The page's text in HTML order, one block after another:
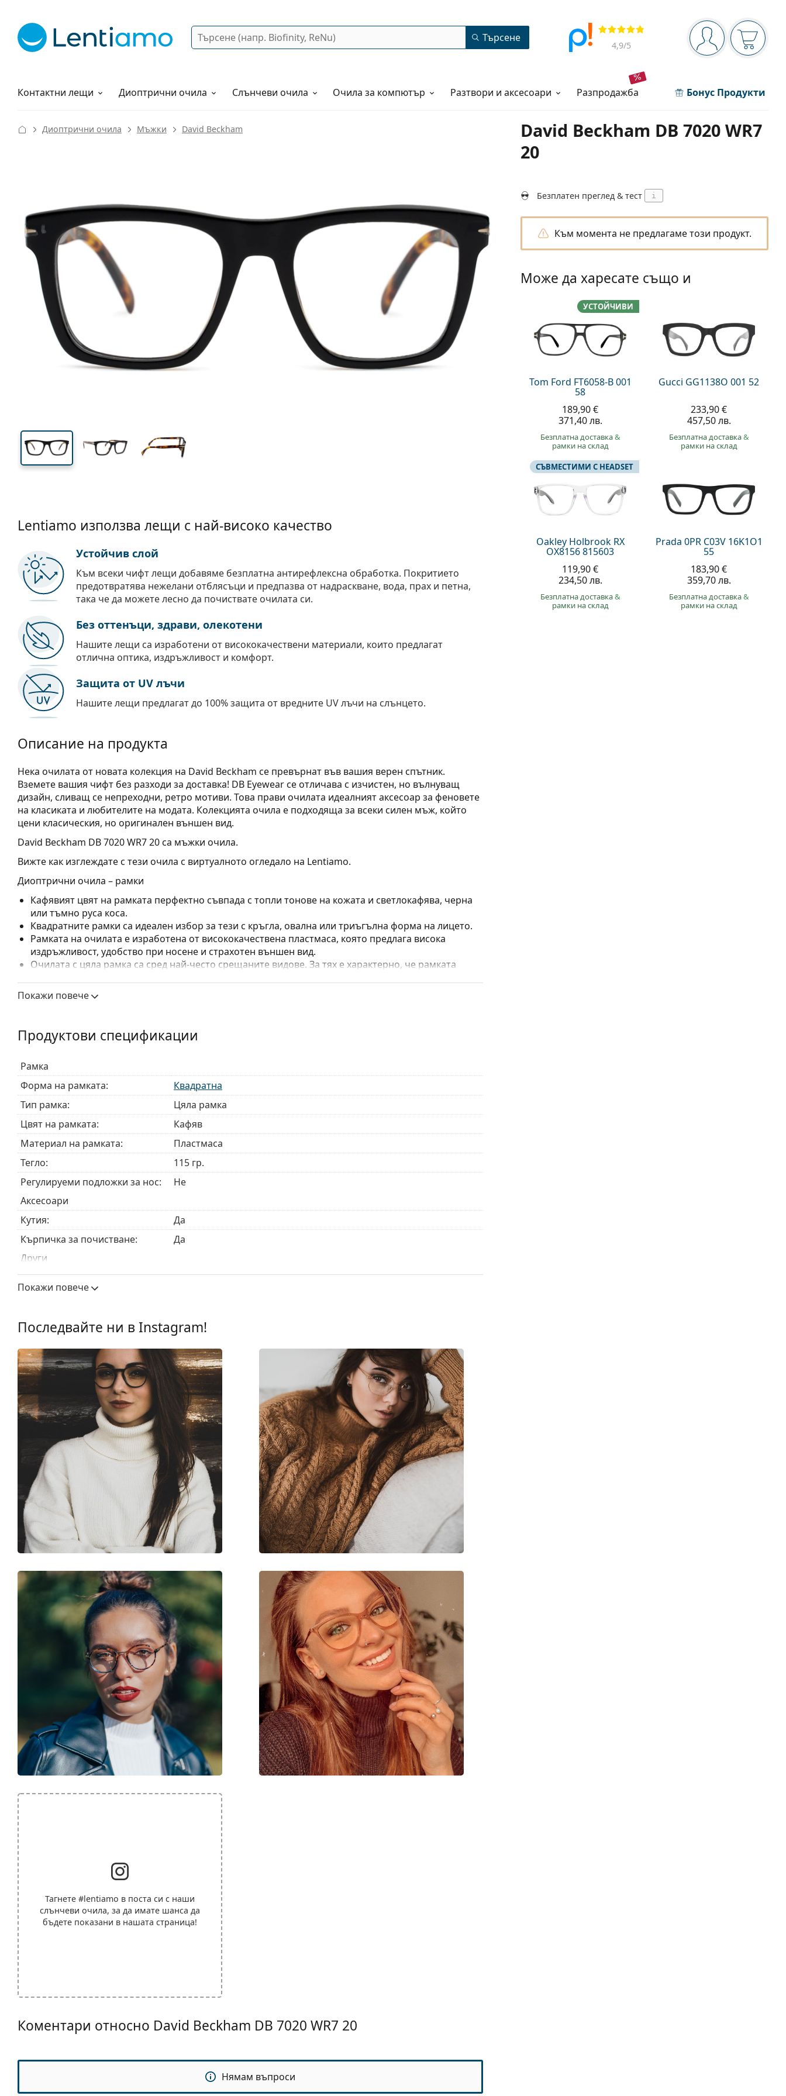
Navigation panel
Вие сте вписани
Прегледи
4,9/5
Търсене Търсене
Контактни лещи
Разтвори Диоптрични очила Слънчеви очила Очила за компютър Разтвори и аксесоари разпродажба Бонус Продукти
Как да поръчам?
David Beckham DB 7020 WR7
20
Диоптрични очила Мъжки David Beckham
Безплатен преглед & тест i
Към момента не предлагаме този продукт.
Може да харесате също и
Tom Ford FT6058-B 001
58
УСТОЙЧИВИ
189,90 €
371,40 лв.
Безплатна доставка&
рамки на склад
Gucci GG1138O 001 52
233,90 €
457,50 лв.
Безплатна доставка&
рамки на склад
Oakley Holbrook RX
OX8156 815603
СЪВМЕСТИМИ С HEADSET
119,90 €
234,50 лв.
Безплатна доставка&
рамки на склад
Prada 0PR C03V 16K1O1
55
183,90 €
359,70 лв.
Безплатна доставка&
рамки на склад
Lentiamo използва лещи с най-високо качество
Устойчив слой
Към всеки чифт лещи добавяме безплатна антирефлексна обработка. Покритието
предотвратява нежелани отблясъци и предпазва от надраскване, вода, прах и петна,
така че да можете лесно да почиствате очилата си.
Без оттенъци, здрави, олекотени
Нашите лещи са изработени от висококачествени материали, които предлагат
отлична оптика, издръжливост и комфорт.
Защита от UV лъчи
Нашите лещи предлагат до 100% защита от вредните UV лъчи на слънцето.
Описание на продукта
Нека очилата от новата колекция на David Beckham се превърнат във вашия верен спътник.
Вземете вашия чифт без разходи за доставка! DB Eyewear се отличава с изчистен, но вълнуващ
дизайн, сливащ се непреходни, ретро мотиви. Това прави очилата идеалният аксесоар за феновете
на класиката и любителите на модата. Колекцията очила е подходяща за всеки силен мъж, който
цени класическия, но оригинален външен вид.
David Beckham DB 7020 WR7 20са мъжки очила.
Вижте как изглеждате с тези очила с виртуалното огледало на Lentiamo.
Диоптрични очила – рамки
Кафявият цвят на рамката перфектно съвпада с топли тонове на кожата и светлокафява, черна
или тъмно руса коса.
Квадратните рамки са идеален избор за тези с кръгла, овална или триъгълна форма на лицето.
Рамката на очилата е изработена от висококачествена пластмаса, която предлага висока
издръжливост, удобство при носене и страхотен външен вид.
Очилата с цяла рамка са сред най-често срещаните видове. За тях е характерно, че рамката
рамката напълно обгръща лещата и така защитава срещу повреди. Този тип рамка е подходяща
Аксесоари
или торбичката и дизайнът могат да варират.
Кърпичката за почистване, доставяна с очилата, е идеална за почистване и грижа за тях. Някои
модели могат да бъдат доставяни с торбичка от плат вместо с кърпа.
Разгледайте пълната ни гамаочила, за да намерите повече модели или разгледайте нашето
ръководство за очила
, ако имате нужда от помощ с избора.
Това е медицинско устройство. Прочетете инструкциите преди употреба.
Покажи повече
Продуктови спецификации
Рамка
Форма на рамката:
Квадратна
Тип рамка:
Цяла рамка
Цвят на рамката:
Кафяв
Материал на рамката:
Пластмаса
Тегло:
115 гр.
Регулируеми подложки за нос:
Не
Аксесоари
Кутия:
Да
Кърпичка за почистване:
Да
Други
Пол:
Мъжки
Покажи повече
Последвайте ни в Instagram!
Тагнете #lentiamo в поста си с наши
слънчеви очила, за да имате шанса да
бъдете показани в нашата страница!
Коментари относно David Beckham DB 7020 WR7 20
Нямам въпроси